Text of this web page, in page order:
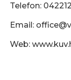
Telefon:
Email:
Web: